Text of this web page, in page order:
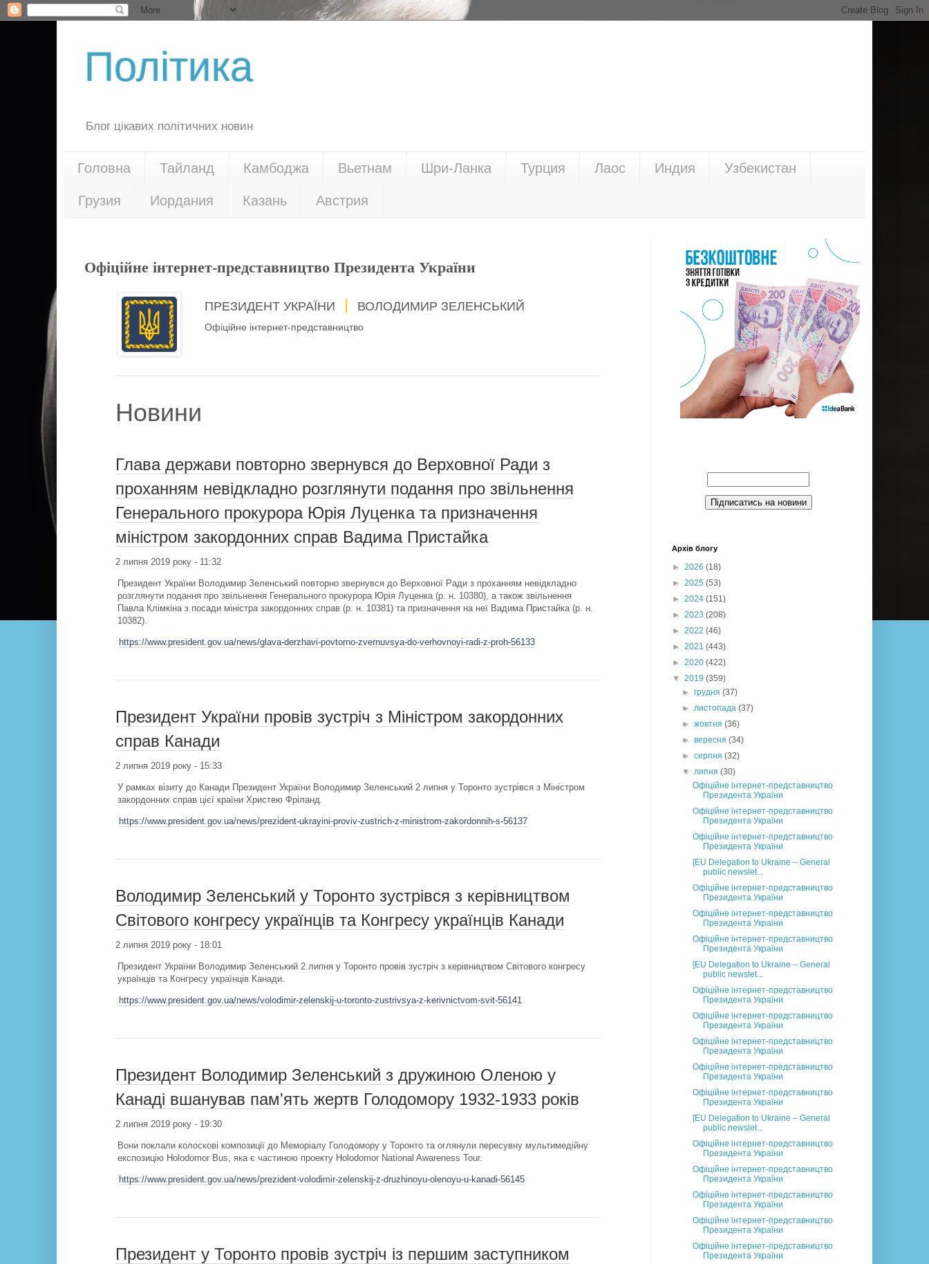
Політика
Блог цікавих політичних новин
Головна Тайланд Камбоджа Вьетнам Шри-Ланка Турция Лаос Индия Узбекистан
Грузия Иордания Казань Австрия
Офіційне інтернет-представництво Президента України
ПРЕЗИДЕНТ УКРАЇНИ ВОЛОДИМИР ЗЕЛЕНСЬКИЙ
Офіційне інтернет-представництво
Новини
Глава держави повторно звернувся до Верховної Ради з
проханням невідкладно розглянути подання про звільнення
Генерального прокурора Юрія Луценка та призначення
міністром закордонних справ Вадима Пристайка
2 липня 2019 року - 11:32
Президент України Володимир Зеленський повторно звернувся до Верховної Ради з проханням невідкладно
розглянути подання про звільнення Генерального прокурора Юрія Луценка (р. н. 10380), а також звільнення
Павла Клімкіна з посади міністра закордонних справ (р. н. 10381) та призначення на неї Вадима Пристайка (р. н.
10382).
https://www.president.gov.ua/news/glava-derzhavi-povtorno-zvernuvsya-do-verhovnoyi-radi-z-proh-56133
Президент України провів зустріч з Міністром закордонних
справ Канади
2 липня 2019 року - 15:33
У рамках візиту до Канади Президент України Володимир Зеленський 2 липня у Торонто зустрівся з Міністром
закордонних справ цієї країни Христею Фріланд.
https://www.president.gov.ua/news/prezident-ukrayini-proviv-zustrich-z-ministrom-zakordonnih-s-56137
Володимир Зеленський у Торонто зустрівся з керівництвом
Світового конгресу українців та Конгресу українців Канади
2 липня 2019 року - 18:01
Президент України Володимир Зеленський 2 липня у Торонто провів зустріч з керівництвом Світового конгресу
українців та Конгресу українців Канади.
https://www.president.gov.ua/news/volodimir-zelenskij-u-toronto-zustrivsya-z-kerivnictvom-svit-56141
Президент Володимир Зеленський з дружиною Оленою у
Канаді вшанував пам'ять жертв Голодомору 1932-1933 років
2 липня 2019 року - 19:30
Вони поклали колоскові композиції до Меморіалу Голодомору у Торонто та оглянули пересувну мультимедійну
експозицію Holodomor Bus, яка є частиною проекту Holodomor National Awareness Tour.
https://www.president.gov.ua/news/prezident-volodimir-zelenskij-z-druzhinoyu-olenoyu-u-kanadi-56145
Президент у Торонто провів зустріч із першим заступником
Архів блогу
► 2026 (18)
► 2025 (53)
► 2024 (151)
► 2023 (208)
► 2022 (46)
► 2021 (443)
► 2020 (422)
▼ 2019 (359)
►грудня(37)
►листопада(37)
►жовтня(36)
►вересня(34)
►серпня(32)
▼липня(30)
Офіційне інтернет-представництво
Президента України
Офіційне інтернет-представництво
Президента України
Офіційне інтернет-представництво
Президента України
[EU Delegation to Ukraine – General
public newslet...
Офіційне інтернет-представництво
Президента України
Офіційне інтернет-представництво
Президента України
Офіційне інтернет-представництво
Президента України
[EU Delegation to Ukraine – General
public newslet...
Офіційне інтернет-представництво
Президента України
Офіційне інтернет-представництво
Президента України
Офіційне інтернет-представництво
Президента України
Офіційне інтернет-представництво
Президента України
Офіційне інтернет-представництво
Президента України
[EU Delegation to Ukraine – General
public newslet...
Офіційне інтернет-представництво
Президента України
Офіційне інтернет-представництво
Президента України
Офіційне інтернет-представництво
Президента України
Офіційне інтернет-представництво
Президента України
Офіційне інтернет-представництво
Президента України